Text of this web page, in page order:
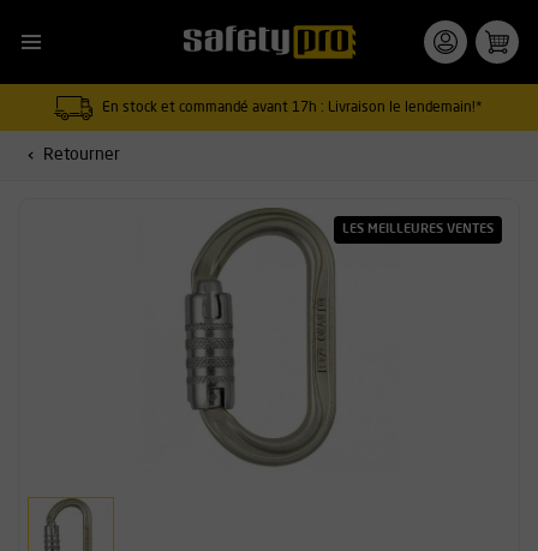
En stock et commandé avant 17h : Livraison le lendemain!*
Retourner
LES MEILLEURES VENTES